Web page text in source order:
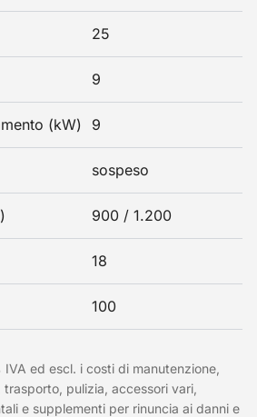
25
9
(kW) 9
sospeso
900 / 1.200
18
100
ed escl. i costi di manutenzione,
pulizia, accessori vari,
e supplementi per rinuncia ai danni e